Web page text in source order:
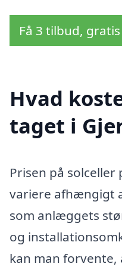
Få 3 tilbud,
Hvad
taget i
Prisen på solceller
variere afhængigt
som anlæggets
og
kan man